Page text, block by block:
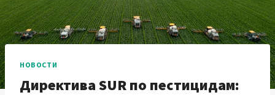
НОВОСТИ
Директива SUR по пестицидам: